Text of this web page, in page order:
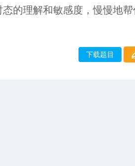
的理解和敏感度，慢慢地
下载题目